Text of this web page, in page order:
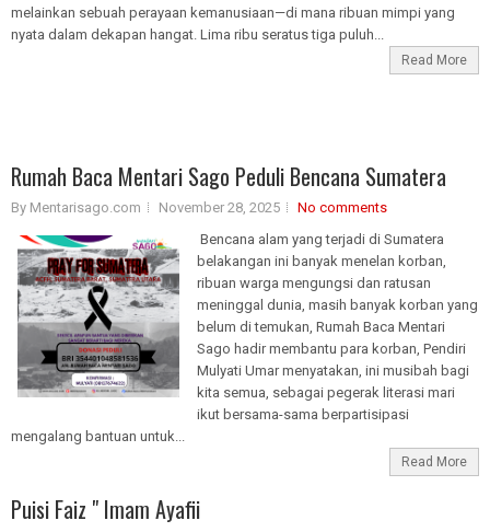
melainkan sebuah perayaan kemanusiaan—di mana ribuan mimpi yang
nyata dalam dekapan hangat. Lima ribu seratus tiga puluh...
Read More
Rumah Baca Mentari Sago Peduli Bencana Sumatera
By Mentarisago.com November 28, 2025
No comments
Bencana alam yang terjadi di Sumatera
belakangan ini banyak menelan korban,
ribuan warga mengungsi dan ratusan
meninggal dunia, masih banyak korban yang
belum di temukan, Rumah Baca Mentari
Sago hadir membantu para korban, Pendiri
Mulyati Umar menyatakan, ini musibah bagi
kita semua, sebagai pegerak literasi mari
ikut bersama-sama berpartisipasi
mengalang bantuan untuk...
Read More
Puisi Faiz " Imam Ayafii